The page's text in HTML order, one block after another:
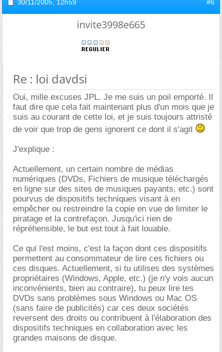
30/11/2005, 12h59 #6
invite3998e665
Re : loi davdsi
Oui, mille excuses JPL. Je me suis un poil emporté. Il
faut dire que cela fait maintenant plus d'un mois que je
suis au courant de cette loi, et je suis toujours attristé
de voir que trop de gens ignorent ce dont il s'agit
J'explique :
Actuellement, un certain nombre de médias
numériques (DVDs, Fichiers de musique téléchargés
en ligne sur des sites de musiques payants, etc.) sont
pourvus de dispositifs techniques visant à en
empêcher ou restreindre la copie en vue de limiter le
piratage et la contrefaçon. Jusqu'ici rien de
répréhensible, le but est tout à fait louable.
Ce qui l'est moins, c'est la façon dont ces dispositifs
permettent au consommateur de lire ces fichiers ou
ces disques. Actuellement, si tu utilises des systèmes
propriétaires (Windows, Apple, etc.) (je n'y vois aucun
inconvénients, bien au contraire), tu peux lire tes
DVDs sans problèmes sous Windows ou Mac OS
(sans faire de publicités) car ces deux sociétés
reversent des droits ou contribuent à l'élaboration des
dispositifs techniques en collaboration avec les
grandes maisons de disque.